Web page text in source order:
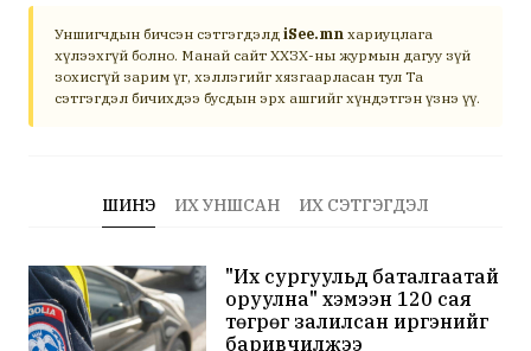
Уншигчдын бичсэн сэтгэгдэлд iSee.mn хариуцлага
хүлээхгүй болно. Манай сайт ХХЗХ-ны журмын дагуу зүй
зохисгүй зарим үг, хэллэгийг хязгаарласан тул Та
сэтгэгдэл бичихдээ бусдын эрх ашгийг хүндэтгэн үзнэ үү.
ШИНЭ ИХ УНШСАН ИХ СЭТГЭГДЭЛ
"Их сургуульд баталгаатай
оруулна" хэмээн 120 сая
төгрөг залилсан иргэнийг
баривчилжээ